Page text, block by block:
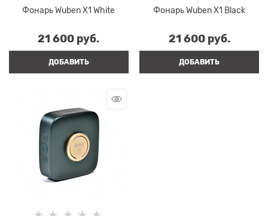
Фонарь Wuben X1 White
21 600 руб.
ДОБАВИТЬ
Фонарь Wuben X1 Black
21 600 руб.
ДОБАВИТЬ